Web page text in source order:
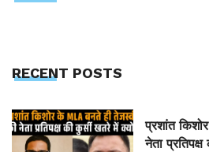
RECENT POSTS
प्रशांत
नेता